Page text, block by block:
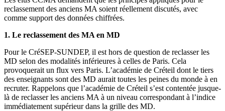
reclassement des anciens MA soient réellement discutés, avec
comme support des données chiffrées.
1. Le reclassement des MA en MD
Pour le CréSEP-SUNDEP, il est hors de question de reclasser les
MD selon des modalités inférieures à celles de Paris. Cela
provoquerait un flux vers Paris. L’académie de Créteil dont le tiers
des enseignants sont des MD aurait toutes les peines du monde à en
recruter. Rappelons que l’académie de Créteil s’est contentée jusque-
là de reclasser les anciens MA à un niveau correspondant à l’indice
immédiatement supérieur dans la grille des MD.